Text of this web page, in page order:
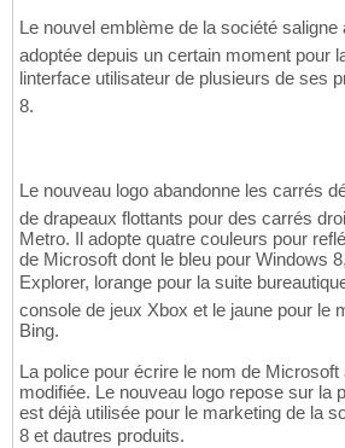
Le nouvel emblème de la société
adoptée depuis un certain moment pour
linterface utilisateur de plusieurs de ses
8.
Le nouveau logo abandonne les carrés
de drapeaux flottants pour des carrés
Metro. Il adopte quatre couleurs pour
de Microsoft dont le bleu pour Windows
Explorer, lorange pour la suite
console de jeux Xbox et le jaune pour le
Bing.
La police pour écrire le nom de Microsoft
modifiée. Le nouveau logo repose sur la
est déjà utilisée pour le marketing de la
8 et dautres produits.